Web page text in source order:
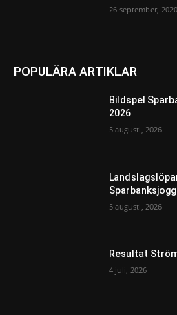
26 september, 2020
POPULÄRA ARTIKLAR
Bildspel
2026
5 augusti, 2026
5 augusti, 2026
Resultat
4 juli, 2026